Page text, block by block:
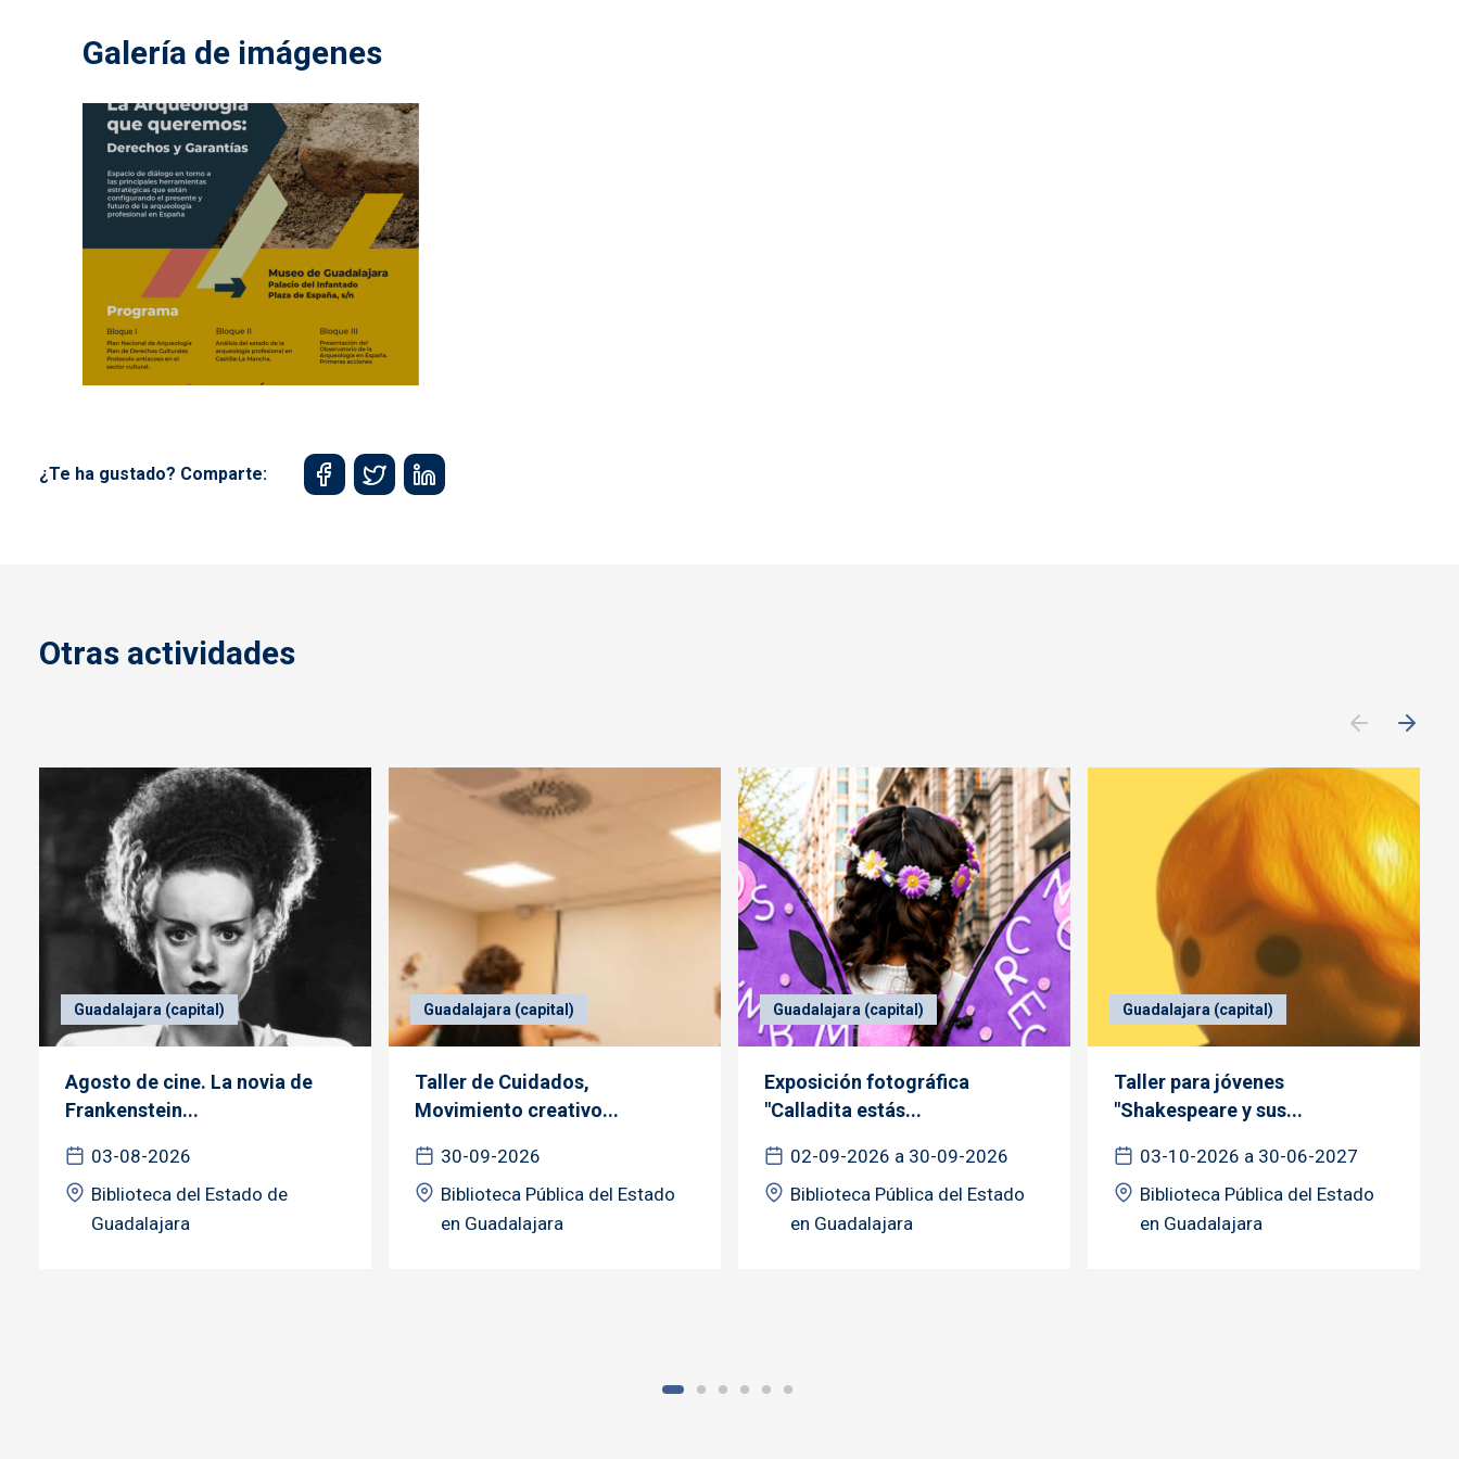
Galería de imágenes
¿Te ha gustado? Comparte:
Otras actividades
Guadalajara (capital)
Agosto de cine. La novia de
Frankenstein...
03-08-2026
Biblioteca del Estado de
Guadalajara
Guadalajara (capital)
Taller de Cuidados,
Movimiento creativo...
30-09-2026
Biblioteca Pública del Estado
en Guadalajara
Guadalajara (capital)
Exposición fotográfica
"Calladita estás...
02-09-2026 a 30-09-2026
Biblioteca Pública del Estado
en Guadalajara
Guadalajara (capital)
Taller para jóvenes
"Shakespeare y sus...
03-10-2026 a 30-06-2027
Biblioteca Pública del Estado
en Guadalajara